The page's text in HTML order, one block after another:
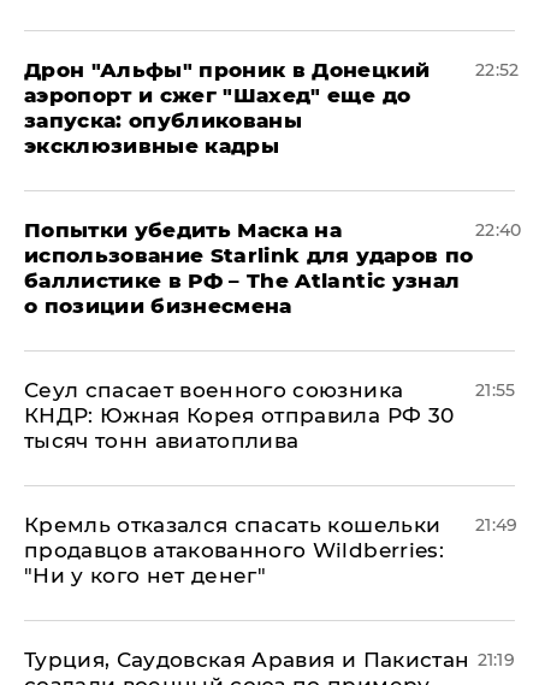
Дрон "Альфы" проник в Донецкий
аэропорт и сжег "Шахед" еще до
запуска: опубликованы
эксклюзивные кадры
22:52
Попытки убедить Маска на
использование Starlink для ударов по
баллистике в РФ – The Atlantic узнал
о позиции бизнесмена
22:40
​Сеул спасает военного союзника
КНДР: Южная Корея отправила РФ 30
тысяч тонн авиатоплива
21:55
Кремль отказался спасать кошельки
продавцов атакованного Wildberries:
"Ни у кого нет денег"
21:49
Турция, Саудовская Аравия и Пакистан 21:19